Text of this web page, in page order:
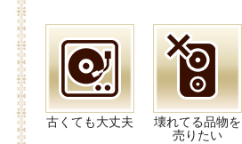
古くても大丈夫
壊れてる品物を
売りたい